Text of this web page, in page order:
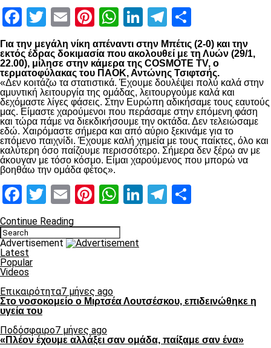
Facebook
Twitter
EmailPinterest
WhatsApp
LinkedIn
Telegram
Για την μεγάλη νίκη απέναντι στην Μπέτις (2-0) και την
εκτός έδρας δοκιμασία που ακολουθεί με τη Λυών (29/1,
22.00), μίλησε στην κάμερα της COSMOTE TV, ο
τερματοφύλακας του ΠΑΟΚ, Αντώνης Τσιφτσής.
«Δεν κοιτάζω τα στατιστικά. Έχουμε δουλέψει πολύ καλά στην
αμυντική λειτουργία της ομάδας, λειτουργούμε καλά και
δεχόμαστε λίγες φάσεις. Στην Ευρώπη αδικήσαμε τους εαυτούς
μας. Είμαστε χαρούμενοι που περάσαμε στην επόμενη φάση
και τώρα πάμε να διεκδικήσουμε την οκτάδα. Δεν τελειώσαμε
εδώ. Χαιρόμαστε σήμερα και από αύριο ξεκινάμε για το
επόμενο παιχνίδι. Έχουμε καλή χημεία με τους παίκτες, όλο και
καλύτερη όσο παίζουμε περισσότερο. Σήμερα δεν ξέρω αν με
άκουγαν με τόσο κόσμο. Είμαι χαρούμενος που μπορώ να
βοηθάω την ομάδα φέτος».
Facebook
Twitter
EmailPinterest
WhatsApp
LinkedIn
Telegram
Continue Reading
Advertisement
Latest
Popular
Videos
Επικαιρότητα7 μήνες ago
Στο νοσοκομείο ο Μιρτσέα Λουτσέσκου, επιδεινώθηκε η
υγεία του
Ποδόσφαιρο7 μήνες ago
«Πλέον έχουμε αλλάξει σαν ομάδα, παίξαμε σαν ένα»